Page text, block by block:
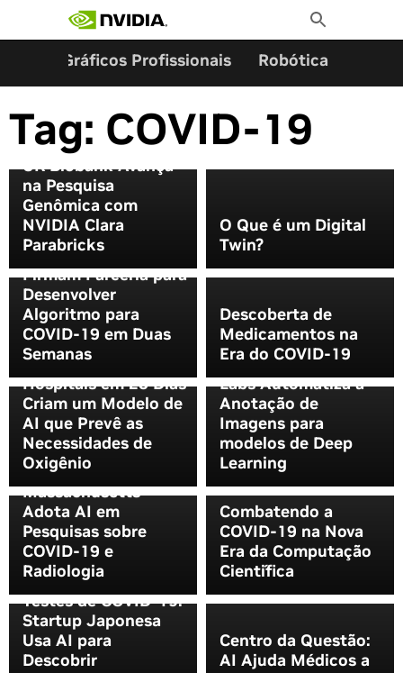
Toggle
Search
Gráficos Profissionais Robótica
Tag: COVID-19
UK Biobank Avança
na Pesquisa
Genômica com
NVIDIA Clara
Parabricks
O Que é um Digital
Twin?
NVIDIA e Dasa
Firmam Parceria para
Desenvolver
Algoritmo para
COVID-19 em Duas
Semanas
Descoberta de
Medicamentos na
Era do COVID-19
Triagem de Pacientes
com COVID-19: 20
Hospitais em 20 Dias
Criam um Modelo de
AI que Prevê as
Necessidades de
Oxigênio
Pixels Perfeitos: V7
Labs Automatiza a
Anotação de
Imagens para
modelos de Deep
Learning
Martinos Center do
Hospital Geral de
Massachusetts
Adota AI em
Pesquisas sobre
COVID-19 e
Radiologia
Combatendo a
COVID-19 na Nova
Era da Computação
Científica
Testes de COVID-19:
Startup Japonesa
Usa AI para
Descobrir
Centro da Questão:
AI Ajuda Médicos a